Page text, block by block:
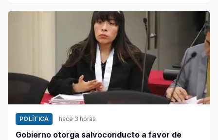
POLÍTICA hace 3 horas
Gobierno otorga salvoconducto a favor de